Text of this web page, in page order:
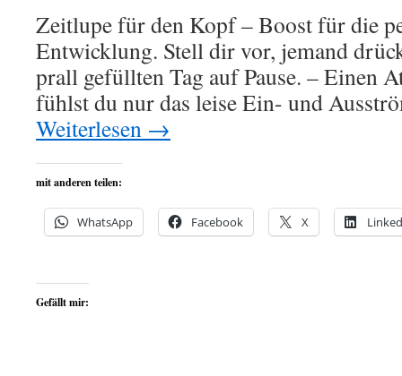
Zeitlupe für den Kopf – Boost für die
Entwicklung. Stell dir vor, jemand
prall gefüllten Tag auf Pause. – Einen
fühlst du nur das leise Ein- und
Weiterlesen →
mit anderen teilen:
WhatsApp Facebook X
Gefällt mir: